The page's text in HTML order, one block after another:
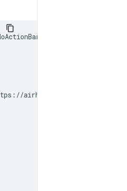
airhorner.com"